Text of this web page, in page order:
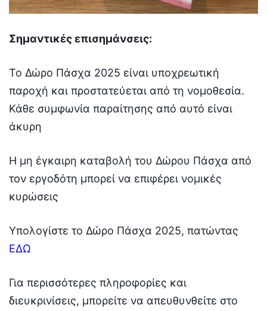
Σημαντικές επισημάνσεις:
Το Δώρο Πάσχα 2025 είναι υποχρεωτική
παροχή και προστατεύεται από τη νομοθεσία.
Κάθε συμφωνία παραίτησης από αυτό είναι
άκυρη
Η μη έγκαιρη καταβολή του Δώρου Πάσχα από
τον εργοδότη μπορεί να επιφέρει νομικές
κυρώσεις
Υπολογίστε το Δώρο Πάσχα 2025, πατώντας
ΕΔΩ
Για περισσότερες πληροφορίες και
διευκρινίσεις, μπορείτε να απευθυνθείτε στο